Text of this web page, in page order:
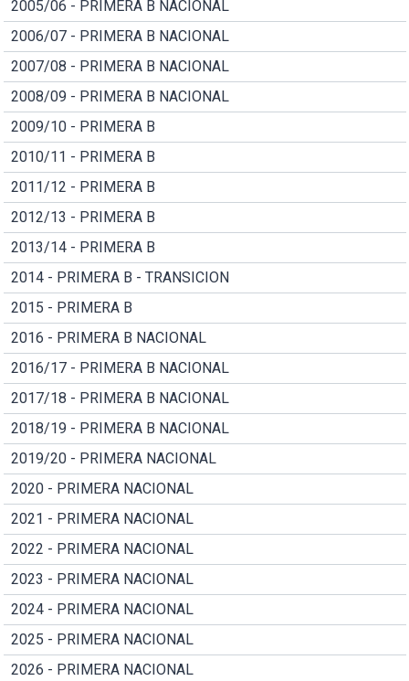
2005/06 - PRIMERA B NACIONAL
2006/07 - PRIMERA B NACIONAL
2007/08 - PRIMERA B NACIONAL
2008/09 - PRIMERA B NACIONAL
2009/10 - PRIMERA B
2010/11 - PRIMERA B
2011/12 - PRIMERA B
2012/13 - PRIMERA B
2013/14 - PRIMERA B
2014 - PRIMERA B - TRANSICION
2015 - PRIMERA B
2016 - PRIMERA B NACIONAL
2016/17 - PRIMERA B NACIONAL
2017/18 - PRIMERA B NACIONAL
2018/19 - PRIMERA B NACIONAL
2019/20 - PRIMERA NACIONAL
2020 - PRIMERA NACIONAL
2021 - PRIMERA NACIONAL
2022 - PRIMERA NACIONAL
2023 - PRIMERA NACIONAL
2024 - PRIMERA NACIONAL
2025 - PRIMERA NACIONAL
2026 - PRIMERA NACIONAL